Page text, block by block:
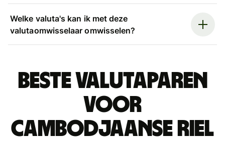
Welke valuta's kan ik met deze
valutaomwisselaar omwisselen?
Beste valutaparen
voor
Cambodjaanse riel